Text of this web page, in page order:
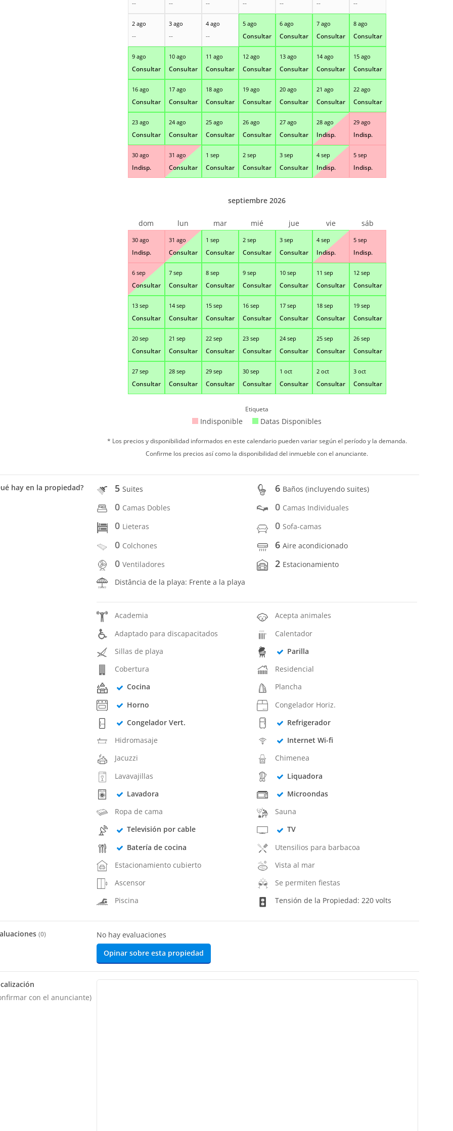
-- -- -- -- -- -- --
2 ago
--
3 ago
--
4 ago
--
5 ago
Consultar
6 ago
Consultar
7 ago
Consultar
8 ago
Consultar
9 ago
Consultar
10 ago
Consultar
11 ago
Consultar
12 ago
Consultar
13 ago
Consultar
14 ago
Consultar
15 ago
Consultar
16 ago
Consultar
17 ago
Consultar
18 ago
Consultar
19 ago
Consultar
20 ago
Consultar
21 ago
Consultar
22 ago
Consultar
23 ago
Consultar
24 ago
Consultar
25 ago
Consultar
26 ago
Consultar
27 ago
Consultar
28 ago
Indisp.
29 ago
Indisp.
30 ago
Indisp.
31 ago
Consultar
1 sep
Consultar
2 sep
Consultar
3 sep
Consultar
4 sep
Indisp.
5 sep
Indisp.
30 ago
Indisp.
31 ago
Consultar
1 sep
Consultar
2 sep
Consultar
3 sep
Consultar
4 sep
Indisp.
5 sep
Indisp.
6 sep
Consultar
7 sep
Consultar
8 sep
Consultar
9 sep
Consultar
10 sep
Consultar
11 sep
Consultar
12 sep
Consultar
13 sep
Consultar
14 sep
Consultar
15 sep
Consultar
16 sep
Consultar
17 sep
Consultar
18 sep
Consultar
19 sep
Consultar
20 sep
Consultar
21 sep
Consultar
22 sep
Consultar
23 sep
Consultar
24 sep
Consultar
25 sep
Consultar
26 sep
Consultar
27 sep
Consultar
28 sep
Consultar
29 sep
Consultar
30 sep
Consultar
1 oct
Consultar
2 oct
Consultar
3 oct
Consultar
septiembre 2026
dom lun mar mié jue vie sáb
Etiqueta
Indisponible Datas Disponibles
* Los precios y disponibilidad informados en este calendario pueden variar según el período y la demanda.
Confirme los precios así como la disponibilidad del inmueble con el anunciante.
hay en la propiedad? 5Suites 6 Baños (incluyendo suites)
0 Camas Dobles 0 Camas Individuales
0 Lieteras 0 Sofa-camas
0 Colchones 6Aire acondicionado
0Ventiladores 2 Estacionamiento
Distância de la playa: Frente a la playa
Academia
Acepta animales
Adaptado para discapacitados
Calentador
Sillas de playa
Parilla
Cobertura
Residencial
Cocina
Plancha
Horno
Congelador Horiz.
Congelador Vert.
Refrigerador
Hidromasaje
Internet Wi-fi
Jacuzzi
Chimenea
Lavavajillas
Liquadora
Lavadora
Microondas
Ropa de cama
Sauna
Televisión por cable
TV
Batería de cocina
Utensilios para barbacoa
Estacionamiento cubierto
Vista al mar
Ascensor
Se permiten fiestas
Piscina
Tensión de la Propiedad: 220 volts
(0)
No hay evaluaciones
Opinar sobre esta propiedad
con el anunciante)